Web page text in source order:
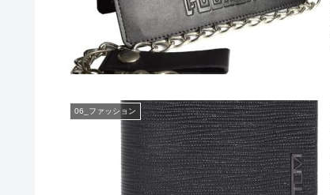
06_ファッション